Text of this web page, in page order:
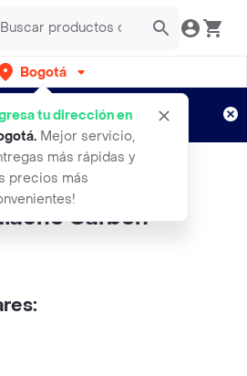
Bogotá
tu dirección en
. Mejor servicio,
más rápidas y
precios más
por semanas
Aplican TyC
Facial
Carbón